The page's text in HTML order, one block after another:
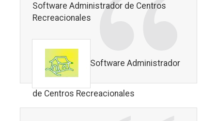
Software Administrador de Centros
Recreacionales
Software Administrador
de Centros Recreacionales